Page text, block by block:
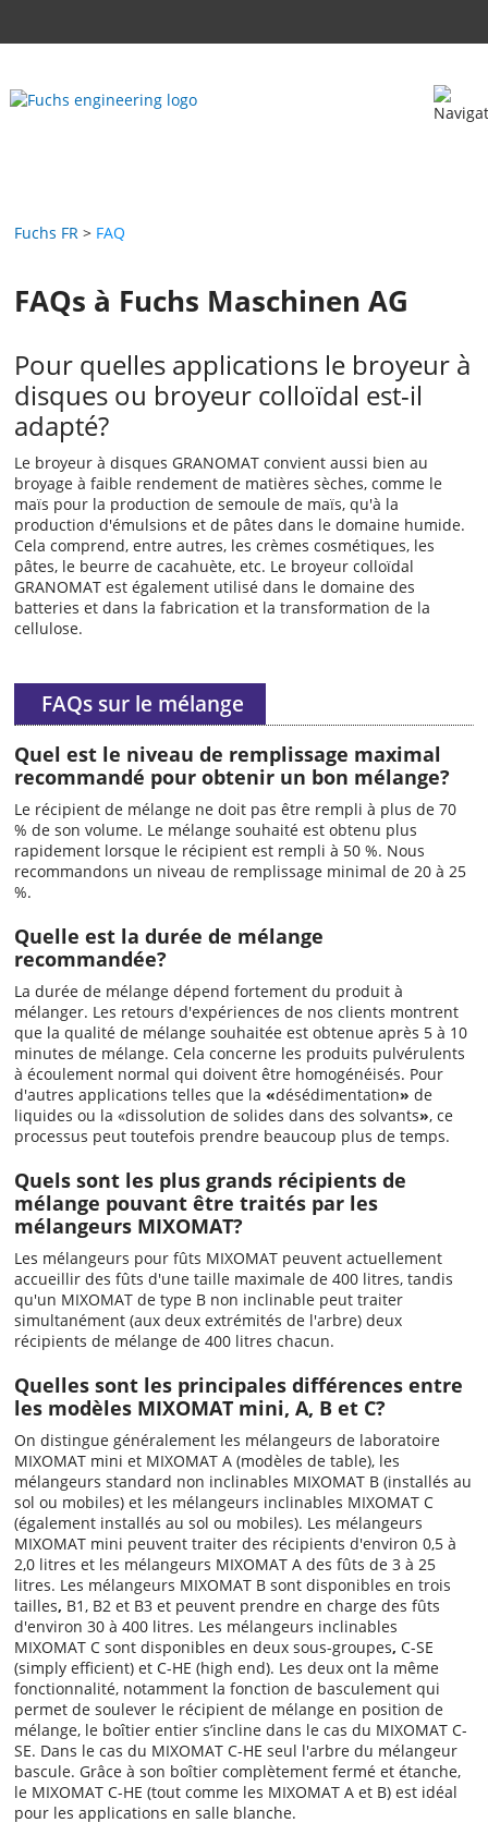
Fuchs FR FAQ
FAQs à Fuchs Maschinen AG
Pour quelles applications le broyeur à
disques ou broyeur colloïdal est-il
adapté?
Le broyeur à disques GRANOMAT convient aussi bien au
broyage à faible rendement de matières sèches, comme le
maïs pour la production de semoule de maïs, qu'à la
production d'émulsions et de pâtes dans le domaine humide.
Cela comprend, entre autres, les crèmes cosmétiques, les
pâtes, le beurre de cacahuète, etc. Le broyeur colloïdal
GRANOMAT est également utilisé dans le domaine des
batteries et dans la fabrication et la transformation de la
cellulose.
FAQs sur le mélange
Quel est le niveau de remplissage maximal
recommandé pour obtenir un bon mélange?
Le récipient de mélange ne doit pas être rempli à plus de 70
% de son volume. Le mélange souhaité est obtenu plus
rapidement lorsque le récipient est rempli à 50 %. Nous
recommandons un niveau de remplissage minimal de 20 à 25
%.
Quelle est la durée de mélange
recommandée?
La durée de mélange dépend fortement du produit à
mélanger. Les retours d'expériences de nos clients montrent
que la qualité de mélange souhaitée est obtenue après 5 à 10
minutes de mélange. Cela concerne les produits pulvérulents
à écoulement normal qui doivent être homogénéisés. Pour
d'autres applications telles que la«désédimentation» de
liquides ou la «dissolution de solides dans des solvants», ce
processus peut toutefois prendre beaucoup plus de temps.
Quels sont les plus grands récipients de
mélange pouvant être traités par les
mélangeurs MIXOMAT?
Les mélangeurs pour fûts MIXOMAT peuvent actuellement
accueillir des fûts d'une taille maximale de 400 litres, tandis
qu'un MIXOMAT de type B non inclinable peut traiter
simultanément (aux deux extrémités de l'arbre) deux
récipients de mélange de 400 litres chacun.
Quelles sont les principales différences entre
les modèles MIXOMAT mini, A, B et C?
On distingue généralement les mélangeurs de laboratoire
MIXOMAT mini et MIXOMAT A (modèles de table), les
mélangeurs standard non inclinables MIXOMAT B (installés au
sol ou mobiles) et les mélangeurs inclinables MIXOMAT C
(également installés au sol ou mobiles). Les mélangeurs
MIXOMAT mini peuvent traiter des récipients d'environ 0,5 à
2,0 litres et les mélangeurs MIXOMAT A des fûts de 3 à 25
litres. Les mélangeurs MIXOMAT B sont disponibles en trois
tailles, B1, B2 et B3 et peuvent prendre en charge des fûts
d'environ 30 à 400 litres. Les mélangeurs inclinables
MIXOMAT C sont disponibles en deux sous-groupes,C-SE
(simply efficient) et C-HE (high end). Les deux ont la même
fonctionnalité, notamment la fonction de basculement qui
permet de soulever le récipient de mélange en position de
mélange, le boîtier entier s’incline dans le cas du MIXOMAT C-
SE. Dans le cas du MIXOMAT C-HE seul l'arbre du mélangeur
bascule. Grâce à son boîtier complètement fermé et étanche,
le MIXOMAT C-HE (tout comme les MIXOMAT A et B) est idéal
pour les applications en salle blanche.